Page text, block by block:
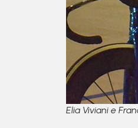
Elia Viviani e